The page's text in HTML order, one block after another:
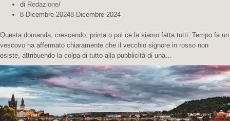
di Redazione
8 Dicembre 20248 Dicembre 2024
Questa domanda, crescendo, prima o poi ce la siamo fatta tutti. Tempo fa un
vescovo ha affermato chiaramente che il vecchio signore in rosso non
esiste, attribuendo la colpa di tutto alla pubblicità di una…